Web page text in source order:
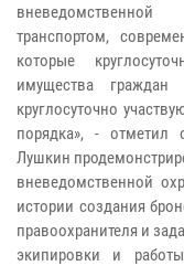
транспортом,
которые
имущества граждан
круглосуточно
порядка», - отметил
Лушкин
вневедомственной
истории создания
правоохранителя и
экипировки и